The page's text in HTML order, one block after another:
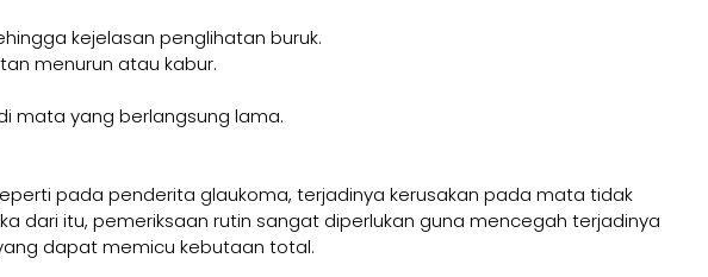
kejelasan penglihatan buruk.
menurun atau kabur.
mata yang berlangsung lama.
pada penderita glaukoma, terjadinya kerusakan pada mata tidak
dari itu, pemeriksaan rutin sangat diperlukan guna mencegah terjadinya
dapat memicu kebutaan total.